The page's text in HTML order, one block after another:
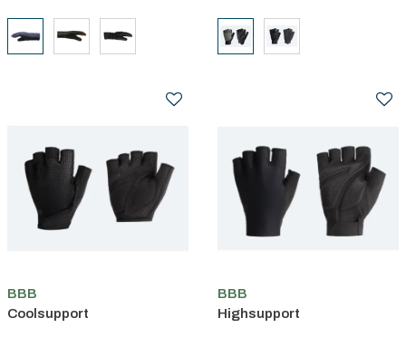
BBB
Coolsupport
BBB
Highsupport